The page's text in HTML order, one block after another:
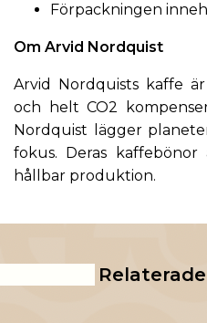
Förpackningen
Om Arvid Nordquist
Arvid Nordquists kaffe
och helt CO2
Nordquist lägger
fokus. Deras
hållbar produktion.